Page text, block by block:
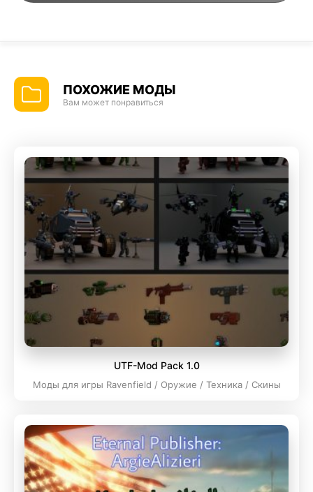
ПОХОЖИЕ МОДЫ
Вам может понравиться
UTF-Mod Pack 1.0
Моды для игры Ravenfield / Оружие / Техника / Скины